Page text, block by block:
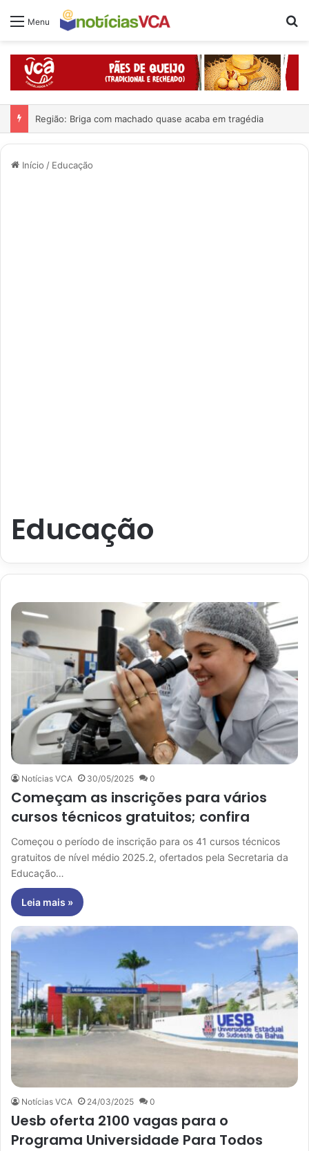
Menu
Região: Briga com machado quase acaba em tragédia
Início / Educação
Educação
Notícias VCA 30/05/2025 0
Começam as inscrições para vários
cursos técnicos gratuitos; confira
Começou o período de inscrição para os 41 cursos técnicos
gratuitos de nível médio 2025.2, ofertados pela Secretaria da
Educação…
Leia mais »
Notícias VCA 24/03/2025 0
Uesb oferta 2100 vagas para o
Programa Universidade Para Todos